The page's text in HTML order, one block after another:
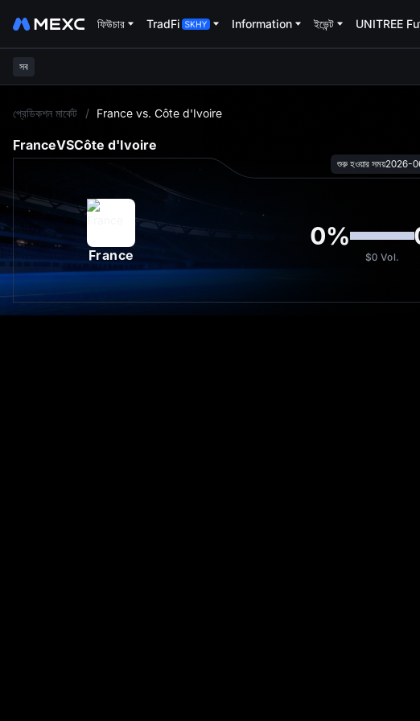
ফিউচার TradFi Information ইভেন্ট UNITREE
সব
প্রেডিকশন মার্কেট / France vs. Côte d'Ivoire
FranceVSCôte d'Ivoire
শুরু হওয়ার সময়2026-
France
0%
$0 Vol.